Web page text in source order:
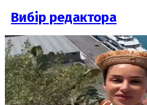
Вибір редактора